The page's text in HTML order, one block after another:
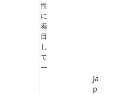
性
に
着
目
し
て
―
Ja
p